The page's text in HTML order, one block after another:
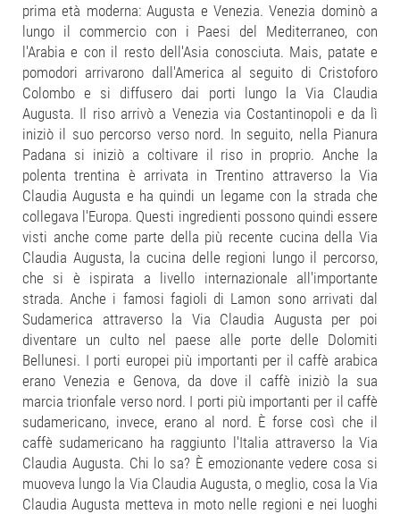
prima età moderna: Augusta e Venezia. Venezia dominò a
lungo il commercio con i Paesi del Mediterraneo, con
l'Arabia e con il resto dell'Asia conosciuta. Mais, patate e
pomodori arrivarono dall'America al seguito di Cristoforo
Colombo e si diffusero dai porti lungo la Via Claudia
Augusta. Il riso arrivò a Venezia via Costantinopoli e da lì
iniziò il suo percorso verso nord. In seguito, nella Pianura
Padana si iniziò a coltivare il riso in proprio. Anche la
polenta trentina è arrivata in Trentino attraverso la Via
Claudia Augusta e ha quindi un legame con la strada che
collegava l'Europa. Questi ingredienti possono quindi essere
visti anche come parte della più recente cucina della Via
Claudia Augusta, la cucina delle regioni lungo il percorso,
che si è ispirata a livello internazionale all'importante
strada. Anche i famosi fagioli di Lamon sono arrivati dal
Sudamerica attraverso la Via Claudia Augusta per poi
diventare un culto nel paese alle porte delle Dolomiti
Bellunesi. I porti europei più importanti per il caffè arabica
erano Venezia e Genova, da dove il caffè iniziò la sua
marcia trionfale verso nord. I porti più importanti per il caffè
sudamericano, invece, erano al nord. È forse così che il
caffè sudamericano ha raggiunto l'Italia attraverso la Via
Claudia Augusta. Chi lo sa? È emozionante vedere cosa si
muoveva lungo la Via Claudia Augusta, o meglio, cosa la Via
Claudia Augusta metteva in moto nelle regioni e nei luoghi